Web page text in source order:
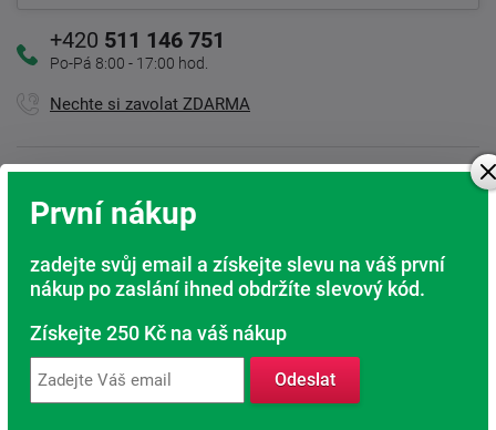
+420 511 146 751
Po-Pá 8:00 - 17:00 hod.
Nechte si zavolat ZDARMA
Kamenná prodejna
Jsme tu pro Vás
Doprava ZDARMA
Při nákupu nad 6 000 Kč
Rádi poradíme s výběrem
Najděte vhodnou matraci
První nákup
zadejte svůj email a získejte slevu na váš první
nákup po zaslání ihned obdržíte slevový kód.
Získejte 250 Kč na váš nákup
Odeslat